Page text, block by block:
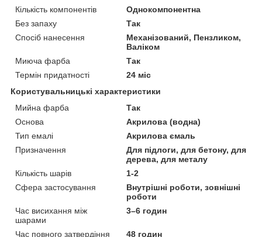
Кількість компонентів
Однокомпонентна
Без запаху
Так
Спосіб нанесення
Механізований, Пензликом,
Валіком
Миюча фарба
Так
Термін придатності
24 міс
Користувальницькі характеристики
Мийна фарба
Так
Основа
Акрилова (водна)
Тип емалі
Акрилова ємаль
Призначення
Для підлоги, для бетону, для
дерева, для металу
Кількість шарів
1-2
Сфера застосування
Внутрішні роботи, зовнішні
роботи
Час висихання між
шарами
3–6 годин
Час повного затвердіння
48 годин